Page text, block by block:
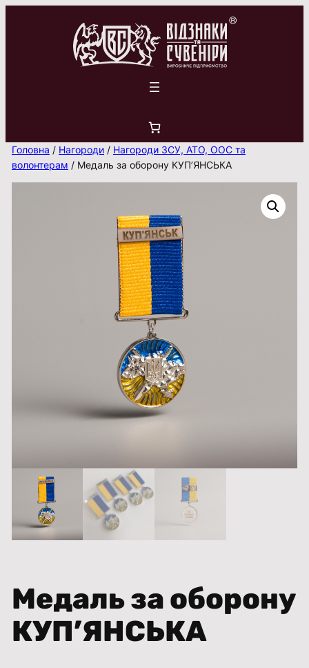
Головна / Нагороди/ Нагороди ЗСУ, АТО, ООС та
волонтерам / Медаль за оборону КУП’ЯНСЬКА
Медаль за оборону
КУП’ЯНСЬКА